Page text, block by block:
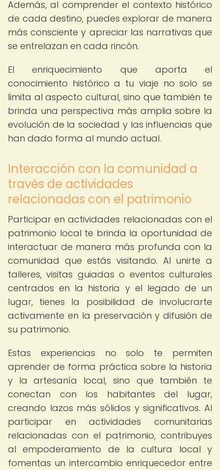
Además, al comprender el contexto histórico
de cada destino, puedes explorar de manera
más consciente y apreciar las narrativas que
se entrelazan en cada rincón.
El enriquecimiento que aporta el
conocimiento histórico a tu viaje no solo se
limita al aspecto cultural, sino que también te
brinda una perspectiva más amplia sobre la
evolución de la sociedad y las influencias que
han dado forma al mundo actual.
Interacción con la comunidad a
través de actividades
relacionadas con el patrimonio
Participar en actividades relacionadas con el
patrimonio local te brinda la oportunidad de
interactuar de manera más profunda con la
comunidad que estás visitando. Al unirte a
talleres, visitas guiadas o eventos culturales
centrados en la historia y el legado de un
lugar, tienes la posibilidad de involucrarte
activamente en la preservación y difusión de
su patrimonio.
Estas experiencias no solo te permiten
aprender de forma práctica sobre la historia
y la artesanía local, sino que también te
conectan con los habitantes del lugar,
creando lazos más sólidos y significativos. Al
participar en actividades comunitarias
relacionadas con el patrimonio, contribuyes
al empoderamiento de la cultura local y
fomentas un intercambio enriquecedor entre